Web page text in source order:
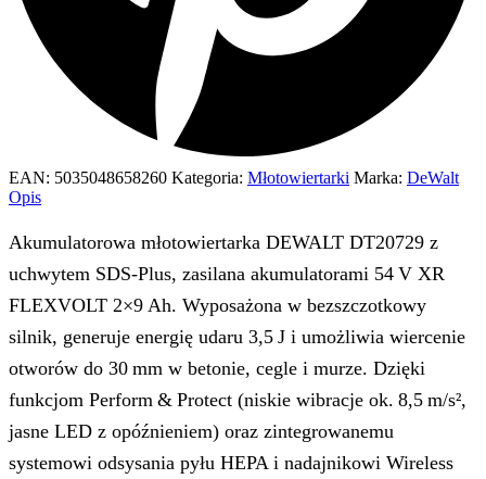
EAN: 5035048658260 Kategoria: Młotowiertarki Marka: DeWalt
Opis
Akumulatorowa młotowiertarka DEWALT DT20729 z
uchwytem SDS‑Plus, zasilana akumulatorami 54 V XR
FLEXVOLT 2×9 Ah. Wyposażona w bezszczotkowy
silnik, generuje energię udaru 3,5 J i umożliwia wiercenie
otworów do 30 mm w betonie, cegle i murze. Dzięki
funkcjom Perform & Protect (niskie wibracje ok. 8,5 m/s²,
jasne LED z opóźnieniem) oraz zintegrowanemu
systemowi odsysania pyłu HEPA i nadajnikowi Wireless